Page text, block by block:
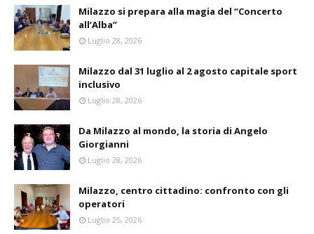
Milazzo si prepara alla magia del “Concerto
all’Alba”
Luglio 28, 2026
Milazzo dal 31 luglio al 2 agosto capitale sport
inclusivo
Luglio 28, 2026
Da Milazzo al mondo, la storia di Angelo
Giorgianni
Luglio 28, 2026
Milazzo, centro cittadino: confronto con gli
operatori
Luglio 25, 2026